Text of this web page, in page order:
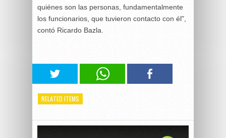
quiénes son las personas, fundamentalmente
los funcionarios, que tuvieron contacto con él",
contó Ricardo Bazla.
RELATED ITEMS